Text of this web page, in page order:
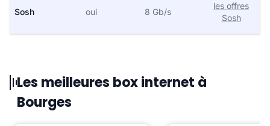
Sosh oui 8 Gb/s
les offres
Sosh
Les meilleures box internet à
Bourges